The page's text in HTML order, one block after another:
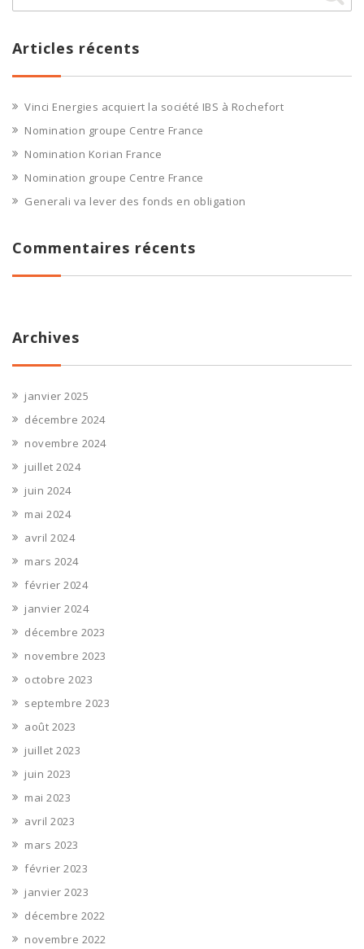
Articles récents
Vinci Energies acquiert la société IBS à Rochefort
Nomination groupe Centre France
Nomination Korian France
Nomination groupe Centre France
Generali va lever des fonds en obligation
Commentaires récents
Archives
janvier 2025
décembre 2024
novembre 2024
juillet 2024
juin 2024
mai 2024
avril 2024
mars 2024
février 2024
janvier 2024
décembre 2023
novembre 2023
octobre 2023
septembre 2023
août 2023
juillet 2023
juin 2023
mai 2023
avril 2023
mars 2023
février 2023
janvier 2023
décembre 2022
novembre 2022